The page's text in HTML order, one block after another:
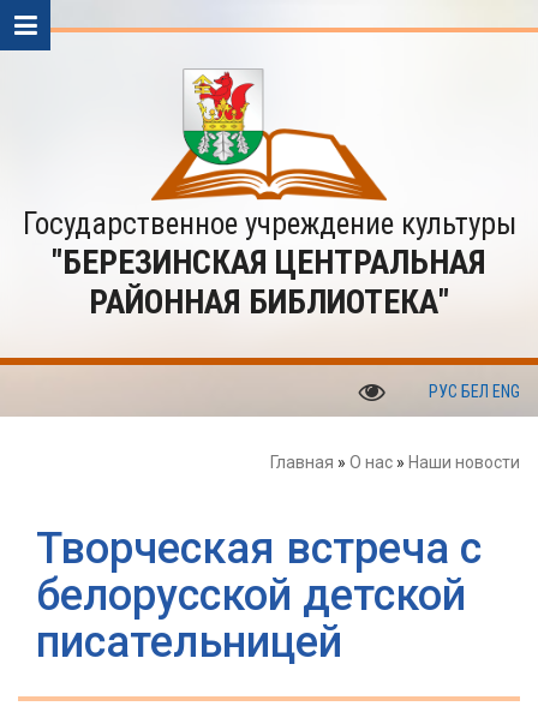
Государственное учреждение культуры
"БЕРЕЗИНСКАЯ ЦЕНТРАЛЬНАЯ
РАЙОННАЯ БИБЛИОТЕКА"
РУС БЕЛ ENG
Главная » О нас » Наши новости
Творческая встреча с
белорусской детской
писательницей